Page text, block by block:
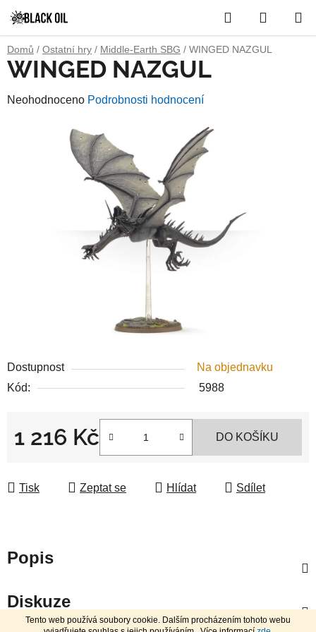
Tento web používá soubory cookie. Dalším procházením tohoto webu
na
obsah
Hledat
KOŠÍK
Domů / Ostatní hry / Middle-Earth SBG / WINGED NAZGUL
Dostupnost
Na objednavku
Kód:
5988
1 216 Kč DO KOŠÍKU
Tisk Zeptat se Hlídat Sdílet
WINGED NAZGUL
Průměrné
Neohodnoceno Podrobnosti hodnocení
Popis
Diskuze